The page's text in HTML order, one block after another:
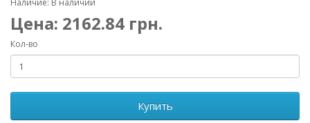
Наличие: В наличии
Цена: 2162.84 грн.
Кол-во
Купить